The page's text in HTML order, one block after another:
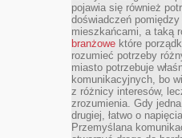
pojawia się również
doświadczeń
mieszkańcami, a taką
branżowe które
rozumieć potrzeby
miasto potrzebuje
komunikacyjnych, bo
z różnicy interesów,
zrozumienia. Gdy
drugiej, łatwo o
Przemyślana